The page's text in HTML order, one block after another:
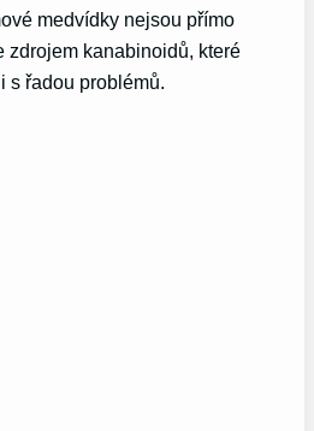
medvídky nejsou přímo
zdrojem kanabinoidů, které
s řadou problémů.